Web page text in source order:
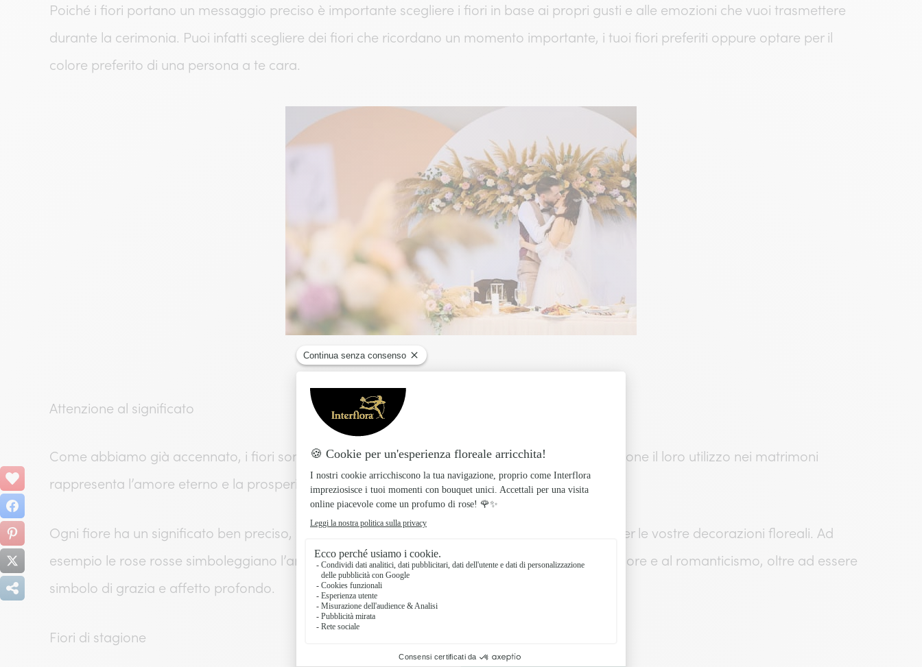
Poiché i fiori portano un messaggio preciso è importante scegliere i fiori in base ai propri gusti e alle emozioni che vuoi trasmettere
durante la cerimonia. Puoi infatti scegliere dei fiori che ricordano un momento importante, i tuoi fiori preferiti oppure optare per il
colore preferito di una persona a te cara.
Attenzione al significato
Come abbiamo già accennato, i fiori sono considerati simboli di amore e fedeltà e nella tradizione il loro utilizzo nei matrimoni
rappresenta l’amore eterno e la prosperità della coppia appena sposata.
Ogni fiore ha un significato ben preciso, quindi attenzione alla composizione e ai colori scelti per le vostre decorazioni floreali. Ad
esempio le rose rosse simboleggiano l’amore passionale, mentre i gelsomini sono legati all’amore e al romanticismo, oltre ad essere
simbolo di grazia e affetto profondo.
Fiori di stagione